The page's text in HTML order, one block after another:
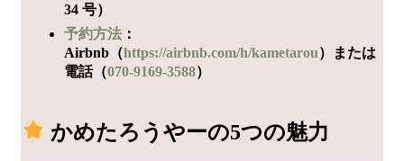
34 号）
予約方法 ：
Airbnb（https://airbnb.com/h/kametarou）または
電話（070-9169-3588）
かめたろうやーの5つの魅力